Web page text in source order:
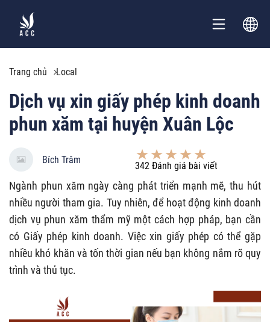
Trang chủ Local
Dịch vụ xin giấy phép kinh doanh
phun xăm tại huyện Xuân Lộc
Bích Trâm
342 Đánh giá bài viết
Ngành phun xăm ngày càng phát triển mạnh mẽ, thu hút
nhiều người tham gia. Tuy nhiên, để hoạt động kinh doanh
dịch vụ phun xăm thẩm mỹ một cách hợp pháp, bạn cần
có Giấy phép kinh doanh. Việc xin giấy phép có thể gặp
nhiều khó khăn và tốn thời gian nếu bạn không nắm rõ quy
trình và thủ tục.